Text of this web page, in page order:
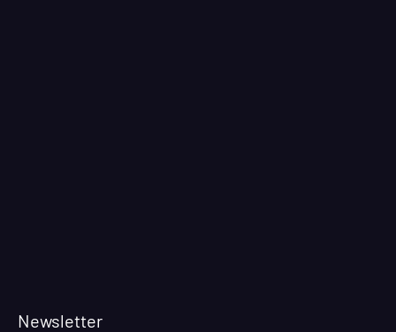
Newsletter